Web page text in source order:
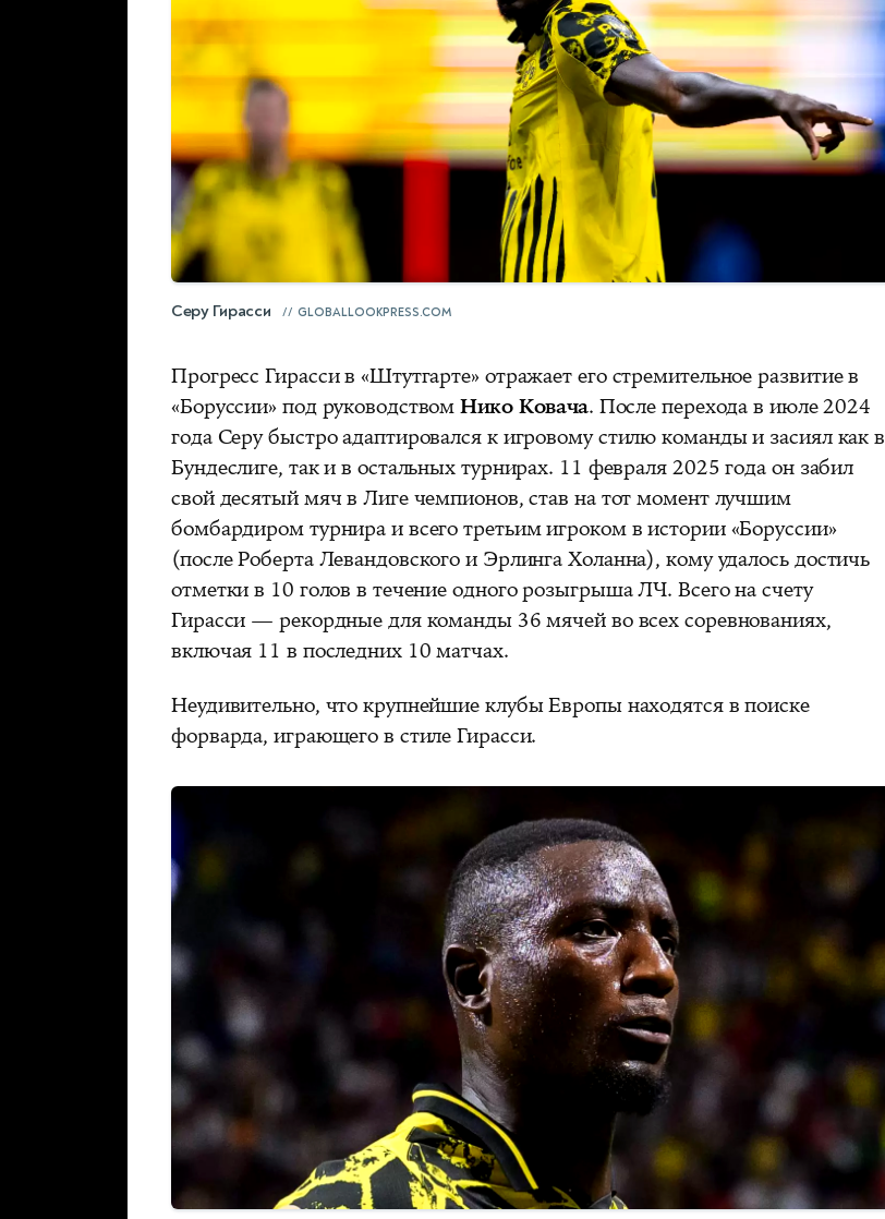
Серу Гирасси GLOBALLOOKPRESS.COM
Прогресс Гирасси в «Штутгарте» отражает его стремительное развитие в
«Боруссии» под руководствомНико Ковача. После перехода в июле 2024
года Серу быстро адаптировался к игровому стилю команды и засиял как в
Бундеслиге, так и в остальных турнирах. 11 февраля 2025 года он забил
свой десятый мяч в Лиге чемпионов, став на тот момент лучшим
бомбардиром турнира и всего третьим игроком в истории «Боруссии»
(после Роберта Левандовского и Эрлинга Холанна), кому удалось достичь
отметки в 10 голов в течение одного розыгрыша ЛЧ. Всего на счету
Гирасси — рекордные для команды 36 мячей во всех соревнованиях,
включая 11 в последних 10 матчах.
Неудивительно, что крупнейшие клубы Европы находятся в поиске
форварда, играющего в стиле Гирасси.